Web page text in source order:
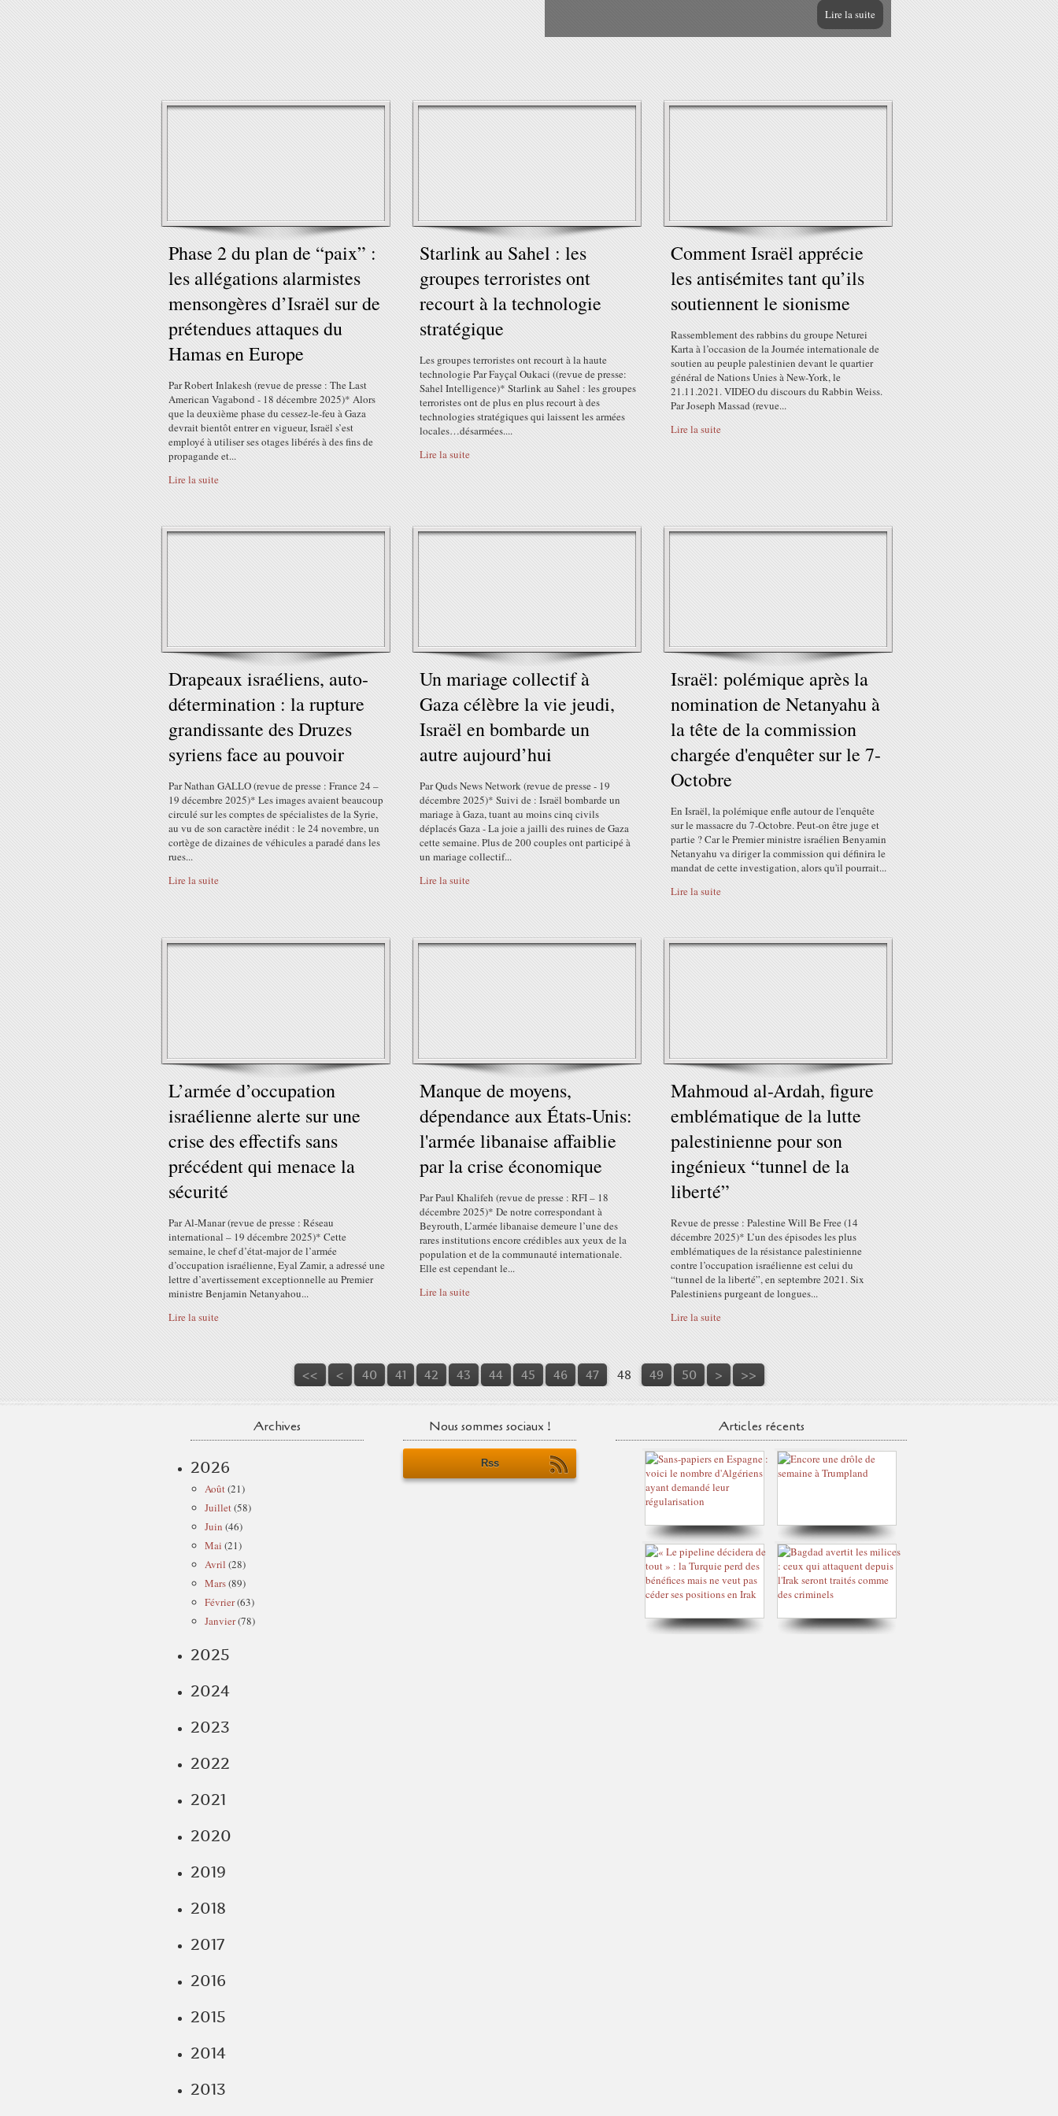
Lire la suite
Phase 2 du plan de “paix” :
les allégations alarmistes
mensongères d’Israël sur de
prétendues attaques du
Hamas en Europe
Par Robert Inlakesh (revue de presse : The Last
American Vagabond - 18 décembre 2025)* Alors
que la deuxième phase du cessez-le-feu à Gaza
devrait bientôt entrer en vigueur, Israël s’est
employé à utiliser ses otages libérés à des fins de
propagande et...
Lire la suite
Starlink au Sahel : les
groupes terroristes ont
recourt à la technologie
stratégique
Les groupes terroristes ont recourt à la haute
technologie Par Fayçal Oukaci ((revue de presse:
Sahel Intelligence)* Starlink au Sahel : les groupes
terroristes ont de plus en plus recourt à des
technologies stratégiques qui laissent les armées
locales…désarmées....
Lire la suite
Comment Israël apprécie
les antisémites tant qu’ils
soutiennent le sionisme
Rassemblement des rabbins du groupe Neturei
Karta à l’occasion de la Journée internationale de
soutien au peuple palestinien devant le quartier
général de Nations Unies à New-York, le
21.11.2021. VIDEO du discours du Rabbin Weiss.
Par Joseph Massad (revue...
Lire la suite
Drapeaux israéliens, auto-
détermination : la rupture
grandissante des Druzes
syriens face au pouvoir
Par Nathan GALLO (revue de presse : France 24 –
19 décembre 2025)* Les images avaient beaucoup
circulé sur les comptes de spécialistes de la Syrie,
au vu de son caractère inédit : le 24 novembre, un
cortège de dizaines de véhicules a paradé dans les
rues...
Lire la suite
Un mariage collectif à
Gaza célèbre la vie jeudi,
Israël en bombarde un
autre aujourd’hui
Par Quds News Network (revue de presse - 19
décembre 2025)* Suivi de : Israël bombarde un
mariage à Gaza, tuant au moins cinq civils
déplacés Gaza - La joie a jailli des ruines de Gaza
cette semaine. Plus de 200 couples ont participé à
un mariage collectif...
Lire la suite
Israël: polémique après la
nomination de Netanyahu à
la tête de la commission
chargée d'enquêter sur le 7-
Octobre
En Israël, la polémique enfle autour de l'enquête
sur le massacre du 7-Octobre. Peut-on être juge et
partie ? Car le Premier ministre israélien Benyamin
Netanyahu va diriger la commission qui définira le
mandat de cette investigation, alors qu'il pourrait...
Lire la suite
L’armée d’occupation
israélienne alerte sur une
crise des effectifs sans
précédent qui menace la
sécurité
Par Al-Manar (revue de presse : Réseau
international – 19 décembre 2025)* Cette
semaine, le chef d’état-major de l’armée
d’occupation israélienne, Eyal Zamir, a adressé une
lettre d’avertissement exceptionnelle au Premier
ministre Benjamin Netanyahou...
Lire la suite
Manque de moyens,
dépendance aux États-Unis:
l'armée libanaise affaiblie
par la crise économique
Par Paul Khalifeh (revue de presse : RFI – 18
décembre 2025)* De notre correspondant à
Beyrouth, L’armée libanaise demeure l’une des
rares institutions encore crédibles aux yeux de la
population et de la communauté internationale.
Elle est cependant le...
Lire la suite
Mahmoud al-Ardah, figure
emblématique de la lutte
palestinienne pour son
ingénieux “tunnel de la
liberté”
Revue de presse : Palestine Will Be Free (14
décembre 2025)* L’un des épisodes les plus
emblématiques de la résistance palestinienne
contre l’occupation israélienne est celui du
“tunnel de la liberté”, en septembre 2021. Six
Palestiniens purgeant de longues...
Lire la suite
<< < 10
20
30
40 41 42 43 44 45 46 47 48 49 50 60
70
80
90
100
200
300
400
500
600
> >>
Archives
2026
Août(21)
Juillet(58)
Juin (46)
Mai (21)
Avril (28)
Mars(89)
Février(63)
Janvier(78)
2025
2024
2023
2022
2021
2020
2019
2018
2017
2016
2015
2014
2013
Nous sommes sociaux !
Rss
Articles récents